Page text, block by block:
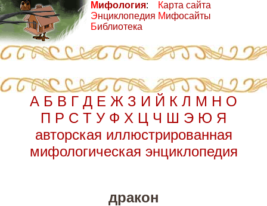
Мифология:
Энциклопедия
Библиотека
Карта сайта
Мифосайты
А Б В Г Д Е Ж З И Й К Л М Н О
П Р С Т У Ф Х Ц Ч Ш Э Ю Я
авторская иллюстрированная
мифологическая энциклопедия
дракон